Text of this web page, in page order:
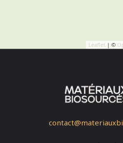
Leaflet | ©